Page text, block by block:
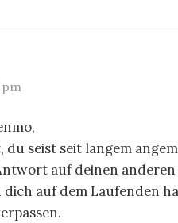
seist seit langem
auf deinen
auf dem Laufenden